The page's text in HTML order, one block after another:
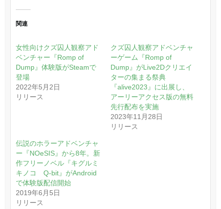
関連
女性向けクズ囚人観察アド
ベンチャー『Romp of
Dump』体験版がSteamで
登場
2022年5月2日
リリース
クズ囚人観察アドベンチャ
ーゲーム『Romp of
Dump』がLive2Dクリエイ
ターの集まる祭典
『alive2023』に出展し、
アーリーアクセス版の無料
先行配布を実施
2023年11月28日
リリース
伝説のホラーアドベンチャ
ー『NOeSIS』から8年。新
作フリーノベル『キグルミ
キノコ Q-bit』がAndroid
で体験版配信開始
2019年6月5日
リリース